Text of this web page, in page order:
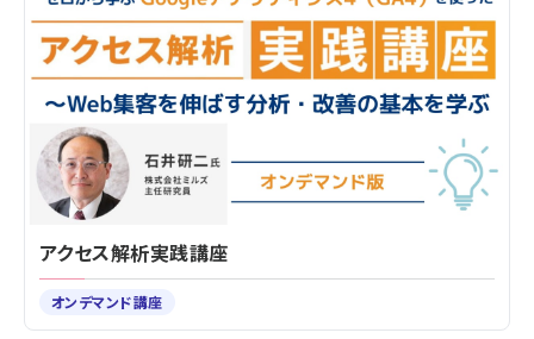
アクセス解析実践講座
オンデマンド講座